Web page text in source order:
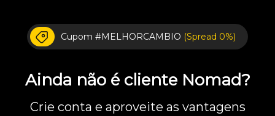
Cupom #MELHORCAMBIO (Spread 0%)
Ainda não é cliente Nomad?
Crie conta e aproveite as vantagens